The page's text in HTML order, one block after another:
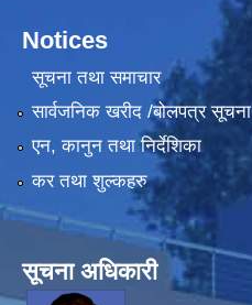
Notices
सूचना तथा समाचार
सार्वजनिक खरीद /बोलपत्र सूचना
एन, कानुन तथा निर्देशिका
कर तथा शुल्कहरु
सूचना अधिकारी